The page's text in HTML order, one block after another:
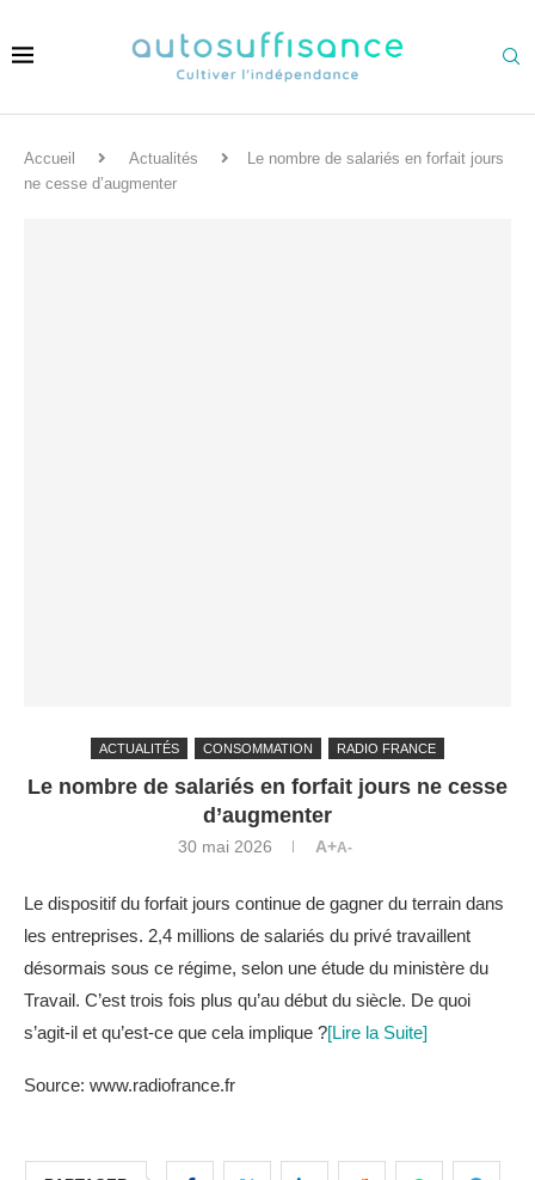
Accueil Actualités
Le nombre de salariés en forfait jours
ne cesse d’augmenter
ACTUALITÉS CONSOMMATION RADIO FRANCE
Le nombre de salariés en forfait jours ne cesse
d’augmenter
30 mai 2026 A+A-
Le dispositif du forfait jours continue de gagner du terrain dans
les entreprises. 2,4 millions de salariés du privé travaillent
désormais sous ce régime, selon une étude du ministère du
Travail. C’est trois fois plus qu’au début du siècle. De quoi
s’agit-il et qu’est-ce que cela implique ?[Lire la Suite]
Source: www.radiofrance.fr